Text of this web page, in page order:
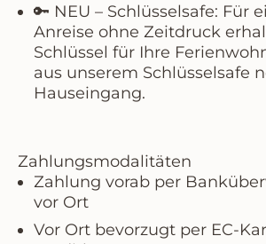
🔑 NEU – Schlüsselsafe: Für
Anreise ohne Zeitdruck
Schlüssel für Ihre
aus unserem Schlüsselsafe
Hauseingang.
Zahlungsmodalitäten
Zahlung vorab per
vor Ort
Vor Ort bevorzugt per EC-